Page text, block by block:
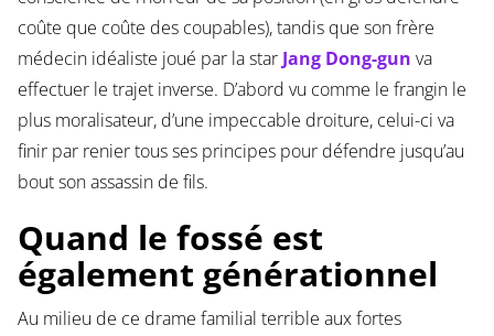
coûte que coûte des coupables), tandis que son frère
médecin idéaliste joué par la star Jang Dong-gun va
effectuer le trajet inverse. D’abord vu comme le frangin le
plus moralisateur, d’une impeccable droiture, celui-ci va
finir par renier tous ses principes pour défendre jusqu’au
bout son assassin de fils.
Quand le fossé est
également générationnel
Au milieu de ce drame familial terrible aux fortes